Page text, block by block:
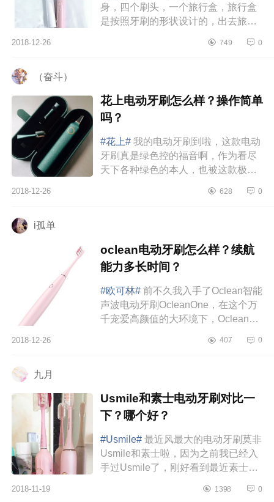
身，四个刷头，一个旅行盒，旅行盒
是按照牙刷的形状设计的，出去旅行
看，五个模式只有一个按钮，切换...
2018-12-26 749 0
（奋斗）
花上电动牙刷怎么样？操作简单
吗？
#花上# 我的电动牙刷到啦，这款电动
牙刷真是绿色控的福音啊，作为看尽
天下各种绿色的本人，也被这款极光
什么语言去夸了，就看我随意拍...
2018-12-26 628 0
i孤单
oclean电动牙刷怎么样？续航
能力多长时间？
#欧可林# 前不久我入手了Oclean智能
声波电动牙刷OcleanOne，在这个万
千宠爱高颜值的大环境下，Oclean智
球，简直就是电动牙刷界的小清新，
2018-12-26 407 0
九月
Usmile和素士电动牙刷对比一
下？哪个好？
#Usmile# 最近风最大的电动牙刷莫非
Usmile和素士啦，因为之前我已经入
手过Usmile了，刚好看到最近素士出
写个测评给宝贝们。颜值：素士和...
2018-11-19 1398 0